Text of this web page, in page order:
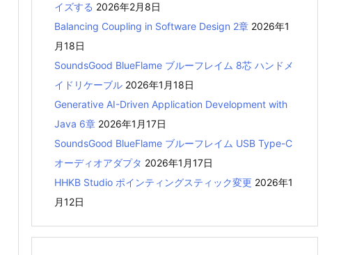
イズする 2026年2月8日
Balancing Coupling in Software Design 2章 2026年1
月18日
SoundsGood BlueFlame ブルーフレイム 8芯 ハンドメ
イドリケーブル 2026年1月18日
Generative AI-Driven Application Development with
Java 6章 2026年1月17日
SoundsGood BlueFlame ブルーフレイム USB Type-C
オーディオアダプタ 2026年1月17日
HHKB Studio ポインティングスティック変更 2026年1
月12日